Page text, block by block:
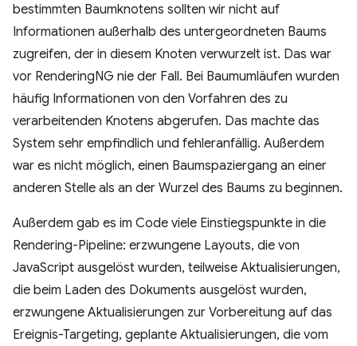
bestimmten Baumknotens sollten wir nicht auf
Informationen außerhalb des untergeordneten Baums
zugreifen, der in diesem Knoten verwurzelt ist. Das war
vor RenderingNG nie der Fall. Bei Baumumläufen wurden
häufig Informationen von den Vorfahren des zu
verarbeitenden Knotens abgerufen. Das machte das
System sehr empfindlich und fehleranfällig. Außerdem
war es nicht möglich, einen Baumspaziergang an einer
anderen Stelle als an der Wurzel des Baums zu beginnen.
Außerdem gab es im Code viele Einstiegspunkte in die
Rendering-Pipeline: erzwungene Layouts, die von
JavaScript ausgelöst wurden, teilweise Aktualisierungen,
die beim Laden des Dokuments ausgelöst wurden,
erzwungene Aktualisierungen zur Vorbereitung auf das
Ereignis-Targeting, geplante Aktualisierungen, die vom